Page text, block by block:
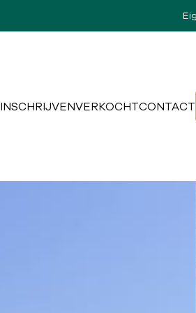
INSCHRIJVENVERKOCHTCONTACT